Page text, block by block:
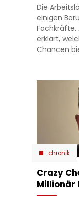
Die
einigen
Fachkräfte.
erklärt,
Chancen
chronik
Crazy
Millionär